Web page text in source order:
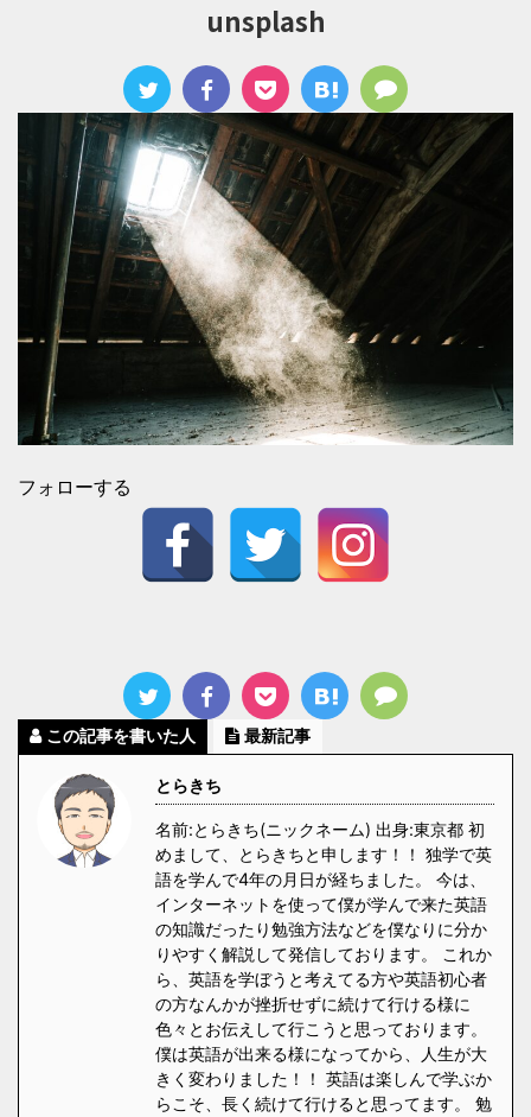
unsplash
フォローする
この記事を書いた人 最新記事
とらきち
名前:とらきち(ニックネーム) 出身:東京都 初
めまして、とらきちと申します！！ 独学で英
語を学んで4年の月日が経ちました。 今は、
インターネットを使って僕が学んで来た英語
の知識だったり勉強方法などを僕なりに分か
りやすく解説して発信しております。 これか
ら、英語を学ぼうと考えてる方や英語初心者
の方なんかが挫折せずに続けて行ける様に
色々とお伝えして行こうと思っております。
僕は英語が出来る様になってから、人生が大
きく変わりました！！ 英語は楽しんで学ぶか
らこそ、長く続けて行けると思ってます。 勉